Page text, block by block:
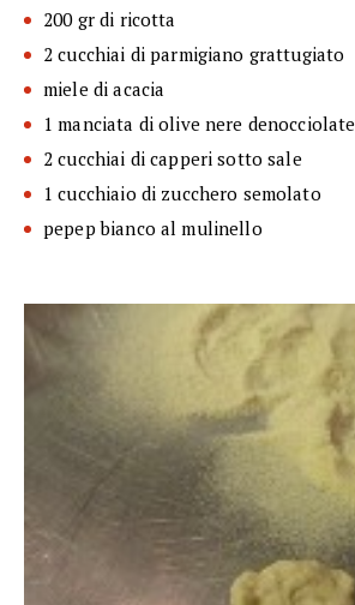
200 gr di ricotta
2 cucchiai di parmigiano grattugiato
miele di acacia
1 manciata di olive nere denocciolate
2 cucchiai di capperi sotto sale
1 cucchiaio di zucchero semolato
pepep bianco al mulinello